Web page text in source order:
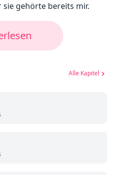
gehörte bereits mir.
Alle Kapitel